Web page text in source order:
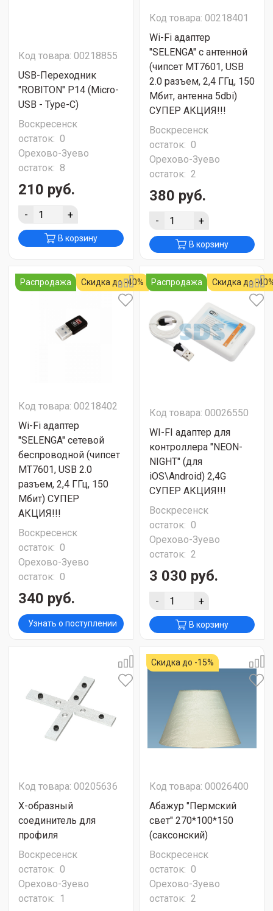
Код товара: 00218855
USB-Переходник
"ROBITON" P14 (Micro-
USB - Type-C)
Воскресенск
остаток: 0
Орехово-Зуево
остаток: 8
210 руб.
- +
В корзину
Код товара: 00218401
Wi-Fi адаптер
"SELENGA" с антенной
(чипсет MT7601, USB
2.0 разъем, 2,4 ГГц, 150
Мбит, антенна 5dbi)
СУПЕР АКЦИЯ!!!
Воскресенск
остаток: 0
Орехово-Зуево
остаток: 2
380 руб.
- +
В корзину
Распродажа Скидка до -40%
Код товара: 00218402
Wi-Fi адаптер
"SELENGA" сетевой
беспроводной (чипсет
MT7601, USB 2.0
разъем, 2,4 ГГц, 150
Мбит) СУПЕР
АКЦИЯ!!!
Воскресенск
остаток: 0
Орехово-Зуево
остаток: 0
340 руб.
Узнать о поступлении
Распродажа Скидка до -
Код товара: 00026550
WI-FI адаптер для
контроллера "NEON-
NIGHT" (для
iOS\Android) 2,4G
СУПЕР АКЦИЯ!!!
Воскресенск
остаток: 0
Орехово-Зуево
остаток: 2
3 030 руб.
- +
В корзину
Код товара: 00205636
X-образный
соединитель для
профиля
Воскресенск
остаток: 0
Орехово-Зуево
остаток: 1
Скидка до -15%
Код товара: 00026400
Абажур "Пермский
свет" 270*100*150
(саксонский)
Воскресенск
остаток: 0
Орехово-Зуево
остаток: 2